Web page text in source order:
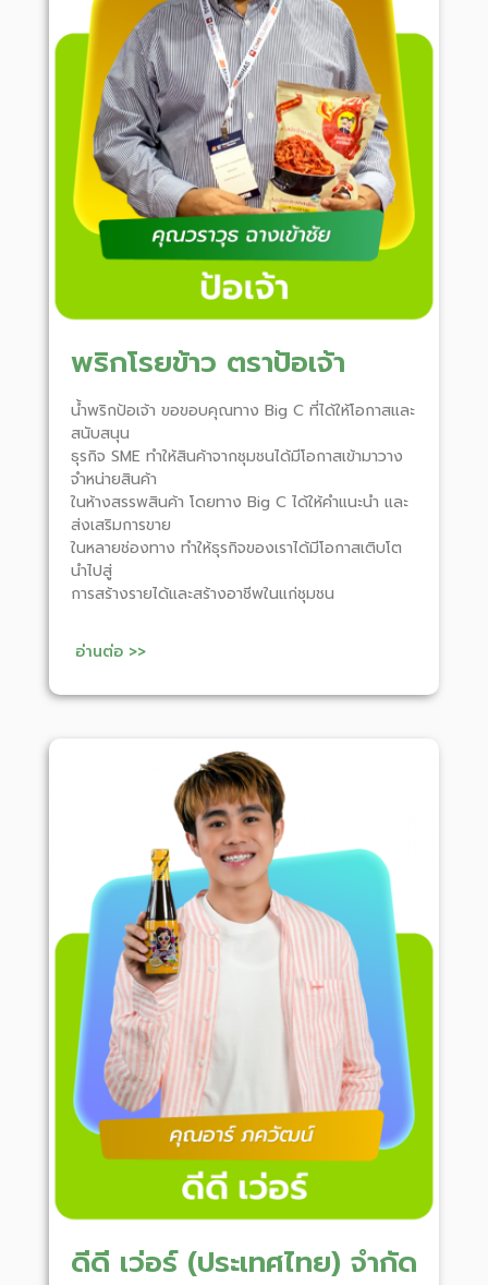
พริกโรยข้าว ตราป้อเจ้า
น้ำพริกป้อเจ้า ขอขอบคุณทาง Big C ที่ได้ให้โอกาสและ
สนับสนุน
ธุรกิจ SME ทำให้สินค้าจากชุมชนได้มีโอกาสเข้ามาวาง
จำหน่ายสินค้า
ในห้างสรรพสินค้า โดยทาง Big C ได้ให้คำแนะนำ และ
ส่งเสริมการขาย
ในหลายช่องทาง ทำให้ธุรกิจของเราได้มีโอกาสเติบโต
นำไปสู่
การสร้างรายได้และสร้างอาชีพในแก่ชุมชน
อ่านต่อ >>
ดีดี เว่อร์ (ประเทศไทย) จำกัด